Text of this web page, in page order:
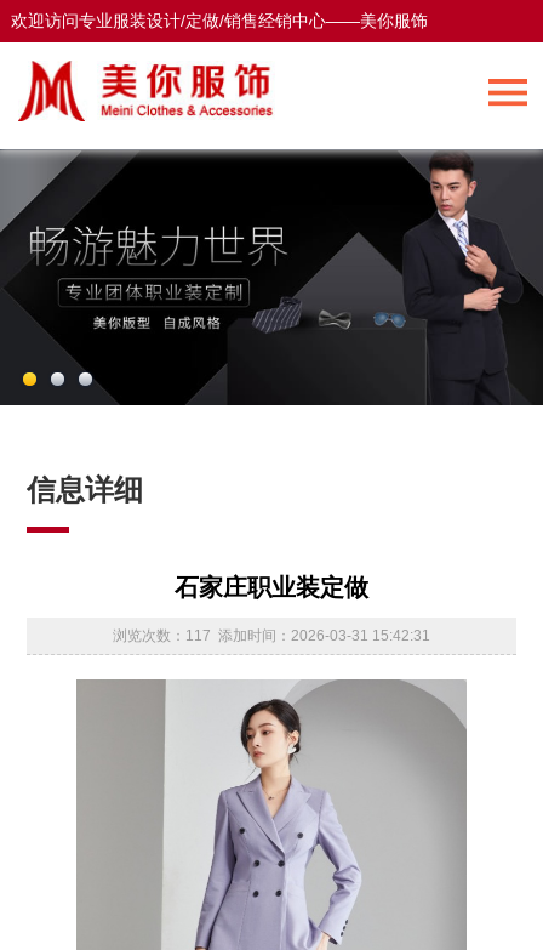
欢迎访问专业服装设计/定做/销售经销中心——美你服饰
欢迎访问专业服装设计/定做/销售经销中心——美你服饰
信息详细
石家庄职业装定做
浏览次数：117 添加时间：2026-03-31 15:42:31